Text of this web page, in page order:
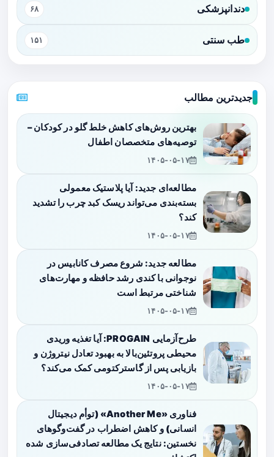
دندانپزشکی ۶۸
طب سنتی ۱۵۱
جدیدترین مطالب
بهترین روش‌های کاهش خلط گلو در کودکان –
توصیه‌های متخصصان اطفال
۱۴۰۵-۰۵-۱۷
مطالعه‌ای جدید: آیا پلاستیک معمولی
بسته‌بندی می‌تواند ریسک کبد چرب را تشدید
کند؟
۱۴۰۵-۰۵-۱۷
مطالعه جدید: شروع مصرف کانابیس در
نوجوانی با کندی رشد حافظه و مهارت‌های
شناختی مرتبط است
۱۴۰۵-۰۵-۱۷
طرح‌آزمایی PROGAIN: آیا تغذیه وریدی
محیطی پروتئین‌بالا به بهبود تعادل نیتروژن و
بازیابی پس از گاسترکتومی کمک می‌کند؟
۱۴۰۵-۰۵-۱۷
فناوری «Another Me» (توأم دیجیتال
انسانی) و کاهش اضطراب در گفت‌وگوهای
نخستین: نتایج یک مطالعه تصادفی‌سازی شده